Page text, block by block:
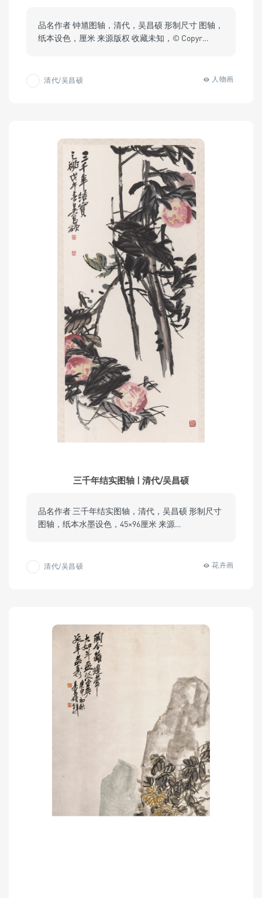
品名作者 钟馗图轴，清代，吴昌硕 形制尺寸 图轴，
纸本设色，厘米 来源版权 收藏未知，© Copyr…
清代/吴昌硕 人物画
三千年结实图轴 | 清代/吴昌硕
品名作者 三千年结实图轴，清代，吴昌硕 形制尺寸
图轴，纸本水墨设色，45×96厘米 来源…
清代/吴昌硕 花卉画